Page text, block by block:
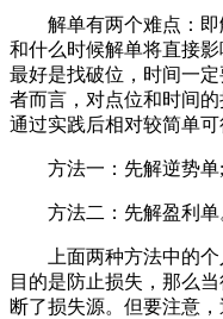
解单有两个难点：
和什么时候解单将直接
最好是找破位，时间一
者而言，对点位和时间
通过实践后相对较简单可
方法一：先解逆势单;
方法二：先解盈利单
上面两种方法中的
目的是防止损失，那么
断了损失源。但要注意